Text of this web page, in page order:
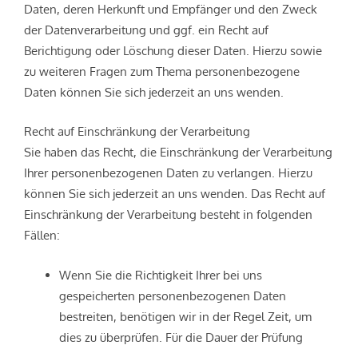
Daten, deren Herkunft und Empfänger und den Zweck
der Datenverarbeitung und ggf. ein Recht auf
Berichtigung oder Löschung dieser Daten. Hierzu sowie
zu weiteren Fragen zum Thema personenbezogene
Daten können Sie sich jederzeit an uns wenden.
Recht auf Einschränkung der Verarbeitung
Sie haben das Recht, die Einschränkung der Verarbeitung
Ihrer personenbezogenen Daten zu verlangen. Hierzu
können Sie sich jederzeit an uns wenden. Das Recht auf
Einschränkung der Verarbeitung besteht in folgenden
Fällen:
Wenn Sie die Richtigkeit Ihrer bei uns
gespeicherten personenbezogenen Daten
bestreiten, benötigen wir in der Regel Zeit, um
dies zu überprüfen. Für die Dauer der Prüfung